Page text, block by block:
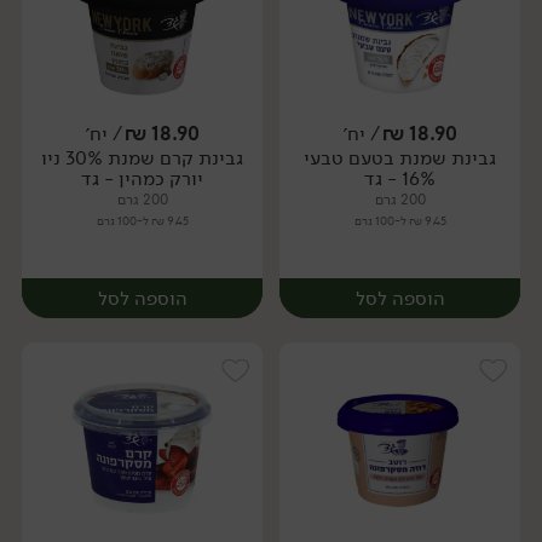
יח׳ יח׳
18.90
₪/ יח׳
גבינת שמנת בטעם טבעי
16% - גד
200 גרם
9.45 ₪ ל-100 גרם
הוספה לסל
18.90
₪/ יח׳
גבינת קרם שמנת 30% ניו
יורק כמהין - גד
200 גרם
9.45 ₪ ל-100 גרם
הוספה לסל